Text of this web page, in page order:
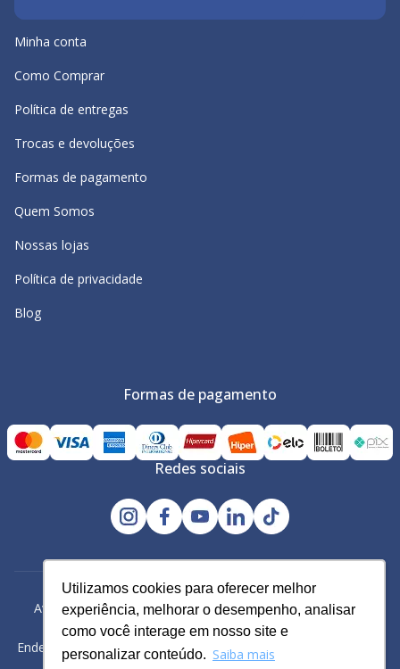
Utilizamos cookies para oferecer melhor
experiência, melhorar o desempenho, analisar
como você interage em nosso site e
personalizar conteúdo. Saiba mais
Utilizamos cookies para oferecer melhor
experiência, melhorar o desempenho, analisar
como você interage em nosso site e
personalizar conteúdo. Saiba mais
Minha conta
Como Comprar
Política de entregas
Trocas e devoluções
Formas de pagamento
Quem Somos
Nossas lojas
Política de privacidade
Blog
Formas de pagamento
Redes sociais
Avacy Distribuidora e Comércio de Calçados Ltda | CNPJ:
61.234.829/0001-43
Endereço: Rua Gomes Cardim, 235, Bairro: Brás, São Paulo -SP